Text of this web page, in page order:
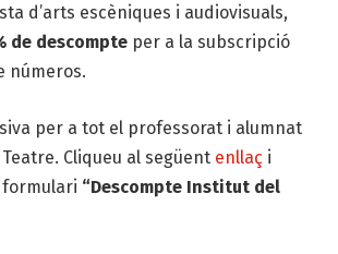
d’arts escèniques i audiovisuals,
de descompte per a la subscripció
números.
per a tot el professorat i alumnat
Cliqueu al següent enllaç i
formulari “Descompte Institut del